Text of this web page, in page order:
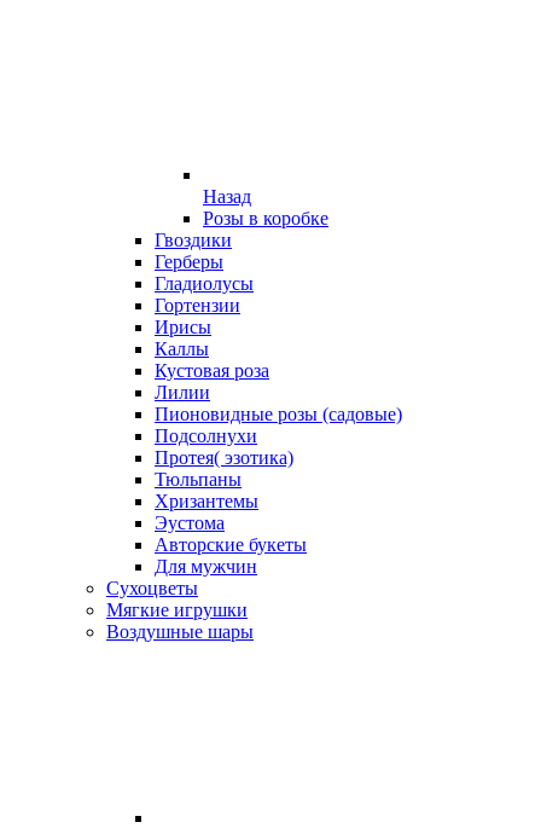
Назад
Розы в коробке
Гвоздики
Герберы
Гладиолусы
Гортензии
Ирисы
Каллы
Кустовая роза
Лилии
Пионовидные розы (садовые)
Подсолнухи
Протея( эзотика)
Тюльпаны
Хризантемы
Эустома
Авторские букеты
Для мужчин
Сухоцветы
Мягкие игрушки
Воздушные шары